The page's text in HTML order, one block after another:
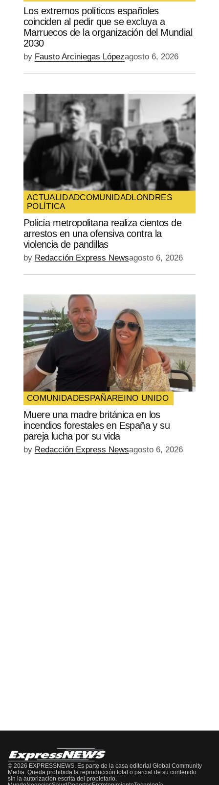
Los extremos políticos españoles
coinciden al pedir que se excluya a
Marruecos de la organización del Mundial
2030
by Fausto Arciniegas Lópezagosto 6, 2026
ACTUALIDADCOMUNIDADLONDRES
POLÍTICA
Policía metropolitana realiza cientos de
arrestos en una ofensiva contra la
violencia de pandillas
by Redacción Express Newsagosto 6, 2026
COMUNIDADESPAÑAREINO UNIDO
Muere una madre británica en los
incendios forestales en España y su
pareja lucha por su vida
by Redacción Express Newsagosto 6, 2026
© 2026 EXPRESSNEWS. Es parte de la casa editorial Global Community
Media. Queda prohibida la reproducción total o parcial de su contenido
sin la autorización escrita del propietario.